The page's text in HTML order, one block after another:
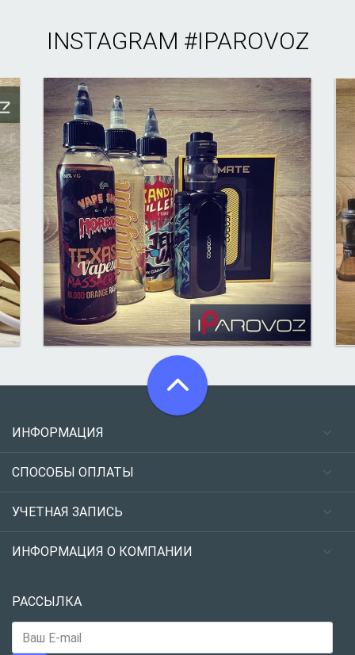
INSTAGRAM #IPAROVOZ
ИНФОРМАЦИЯ
СПОСОБЫ ОПЛАТЫ
УЧЕТНАЯ ЗАПИСЬ
ИНФОРМАЦИЯ О КОМПАНИИ
РАССЫЛКА